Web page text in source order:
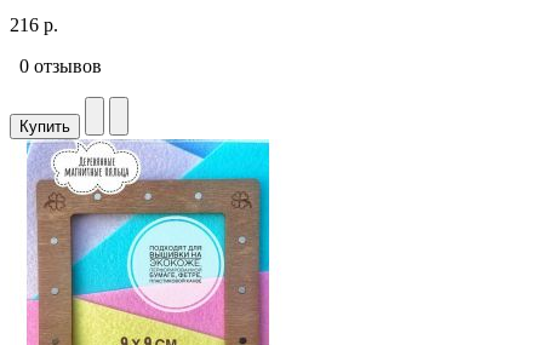
216 р.
0 отзывов
Купить